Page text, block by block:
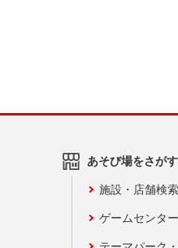
あそび場をさがす
施設・店舗検索
ゲームセンター